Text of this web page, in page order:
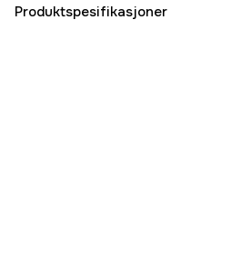
Produktspesifikasjoner